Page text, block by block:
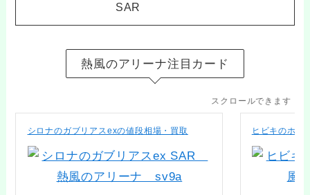
SAR
熱風のアリーナ注目カード
スクロールできます
シロナのガブリアスexの値段相場・買取 ヒビキのホウ